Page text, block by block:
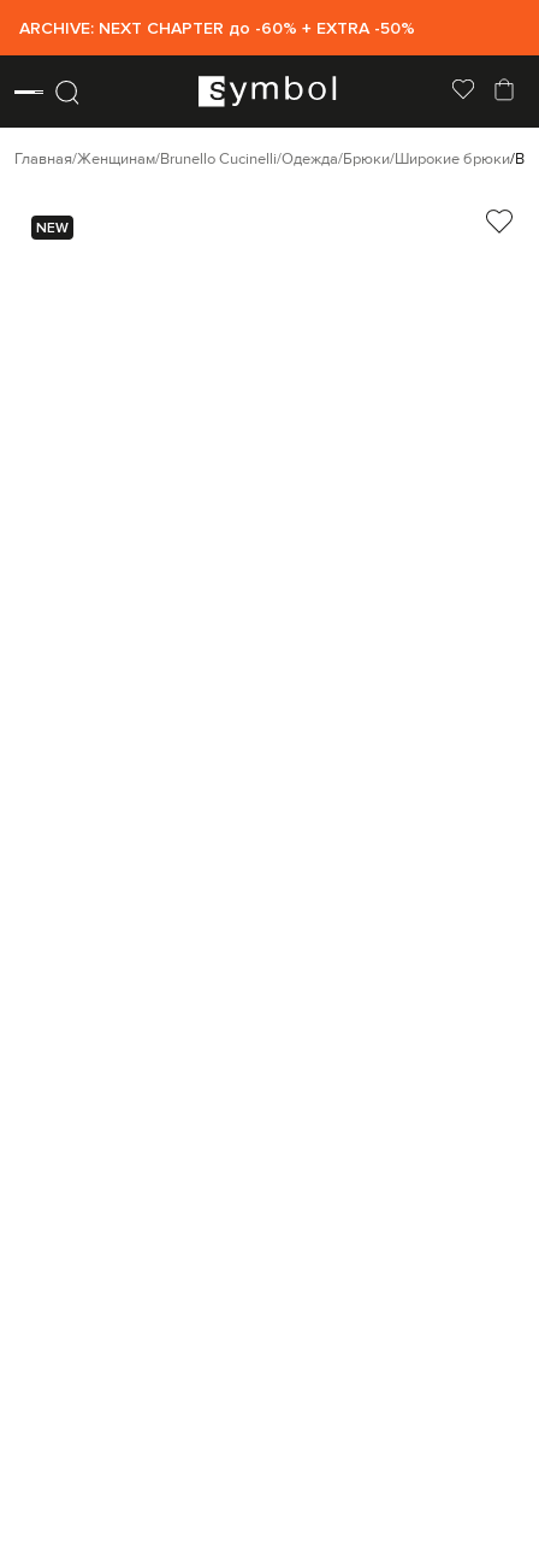
ARCHIVE: NEXT CHAPTER до -60% + EXTRA -50%
Главная Женщинам Brunello Cucinelli Одежда Брюки Широкие брюки
NEW